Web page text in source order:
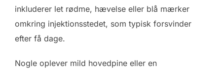
inkluderer let rødme, hævelse eller blå mærker
omkring injektionsstedet, som typisk forsvinder
efter få dage.
Nogle oplever mild hovedpine eller en